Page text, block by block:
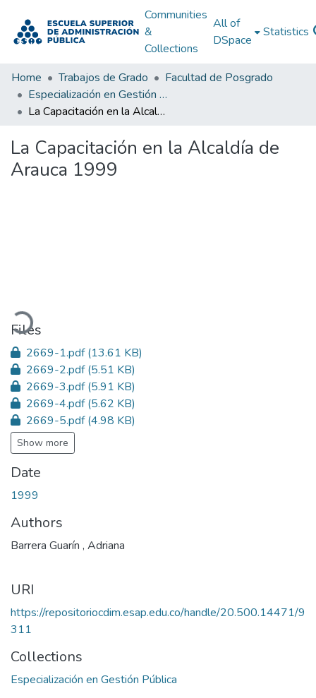
Communities
&
Collections
All of
DSpace
Statistics
Home Trabajos de Grado
Facultad de Posgrado
Especialización en Gestión Pública
La Capacitación en la Alcaldía de Arauca 1999
La Capacitación en la Alcaldía de
Arauca 1999
Files
2669-1.pdf(13.61 KB)
2669-2.pdf(5.51 KB)
2669-3.pdf(5.91 KB)
2669-4.pdf(5.62 KB)
2669-5.pdf(4.98 KB)
Show more
Date
1999
Authors
Barrera Guarín , Adriana
URI
https://repositoriocdim.esap.edu.co/handle/20.500.14471/9
311
Collections
Especialización en Gestión Pública